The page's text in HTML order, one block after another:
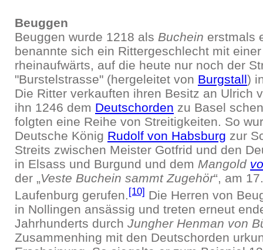
Beuggen
Beuggen wurde 1218 als Buchein erstmals
benannte sich ein Rittergeschlecht mit
rheinaufwärts, auf die heute nur noch der
"Burstelstrasse" (hergeleitet von Burgstall)
Die Ritter verkauften ihren Besitz an Ulrich
ihn 1246 dem Deutschorden zu Basel
folgten eine Reihe von Streitigkeiten. So
Deutsche König Rudolf von Habsburg zur
Streits zwischen Meister Gotfrid und den
in Elsass und Burgund und dem Mangold
der „Veste Buchein sammt Zugehör“, am
Laufenburg gerufen.[10] Die Herren von
in Nollingen ansässig und treten erneut
Jahrhunderts durch Jungher Henman von
Zusammenhing mit den Deutschorden